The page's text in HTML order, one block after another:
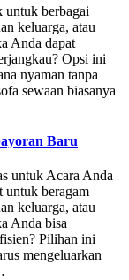
untuk berbagai
keluarga, atau
Anda dapat
Opsi ini
nyaman tanpa
sewaan biasanya
Baru
untuk Acara Anda
untuk beragam
keluarga, atau
Anda bisa
Pilihan ini
mengeluarkan